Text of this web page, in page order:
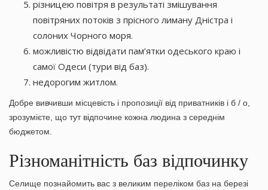
різницею повітря в результаті змішування
повітряних потоків з прісного лиману Дністра і
солоних Чорного моря.
можливістю відвідати пам’ятки одеського краю і
самої Одеси (тури від баз).
недорогим житлом.
Добре вивчивши місцевість і пропозиції від приватників і б / о,
зрозумієте, що тут відпочине кожна людина з середнім
бюджетом.
Різноманітність баз відпочинку
Селище познайомить вас з великим переліком баз на березі